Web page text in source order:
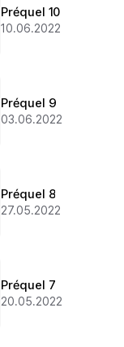
Préquel 10
10.06.2022
Préquel 9
03.06.2022
Préquel 8
27.05.2022
Préquel 7
20.05.2022